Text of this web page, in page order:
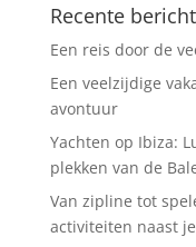
Recente
Een reis door de
Een veelzijdige
avontuur
Yachten op Ibiza:
plekken van de
Van zipline tot
activiteiten naast